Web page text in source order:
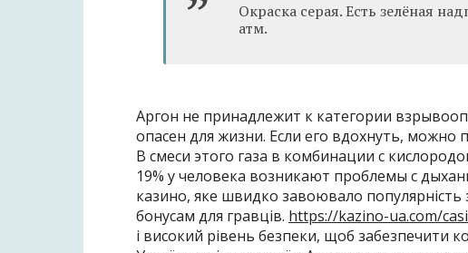
Окраска серая. Есть зелёная
атм.
Аргон не принадлежит к категории
опасен для жизни. Если его вдохнуть, можно
В смеси этого газа в комбинации с
19% у человека возникают проблемы с
казино, яке швидко завоювало
бонусам для гравців. https://kazino-ua.com/
і високий рівень безпеки, щоб забезпечити